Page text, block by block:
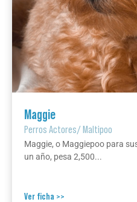
Maggie
Perros Actores/Maltipoo
Maggie, o Maggiepoo para
un año, pesa 2,500...
Ver ficha >>